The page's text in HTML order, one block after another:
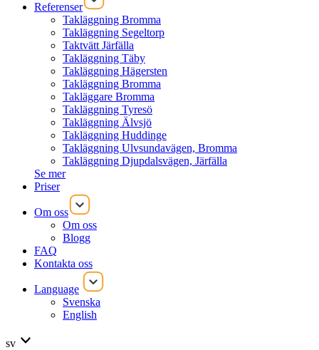
Referenser
Takläggning Bromma
Takläggning Segeltorp
Taktvätt Järfälla
Takläggning Täby
Takläggning Hägersten
Takläggning Bromma
Takläggare Bromma
Takläggning Tyresö
Takläggning Älvsjö
Takläggning Huddinge
Takläggning Ulvsundavägen, Bromma
Takläggning Djupdalsvägen, Järfälla
Se mer
Priser
Om oss
Om oss
Blogg
FAQ
Kontakta oss
Language
Svenska
English
sv